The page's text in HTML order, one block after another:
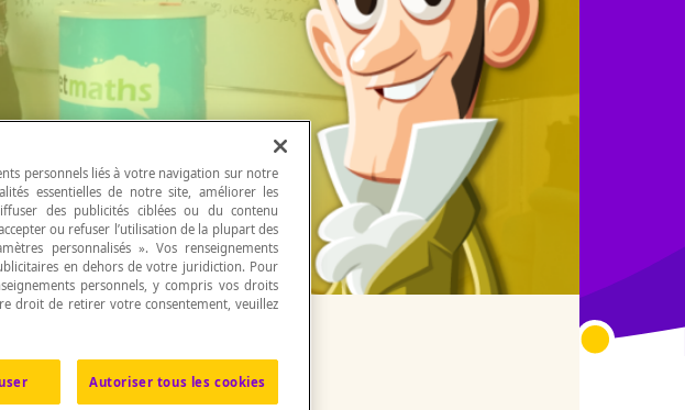
personnels liés à votre navigation sur notre
essentielles de notre site, améliorer les
des publicités ciblées ou du contenu
ou refuser l’utilisation de la plupart des
personnalisés ». Vos renseignements
en dehors de votre juridiction. Pour
personnels, y compris vos droits
droit de retirer votre consentement, veuillez
Autoriser tous les cookies